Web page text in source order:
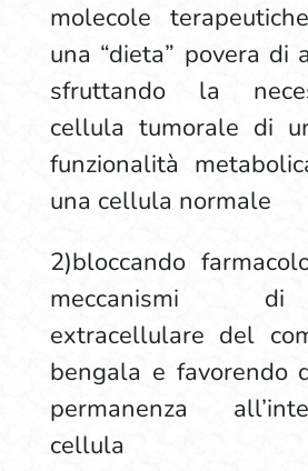
molecole
una “dieta” povera di
sfruttando la
cellula tumorale di
funzionalità
una cellula normale
2)bloccando
meccanismi
extracellulare del
bengala e favorendo
permanenza
cellula